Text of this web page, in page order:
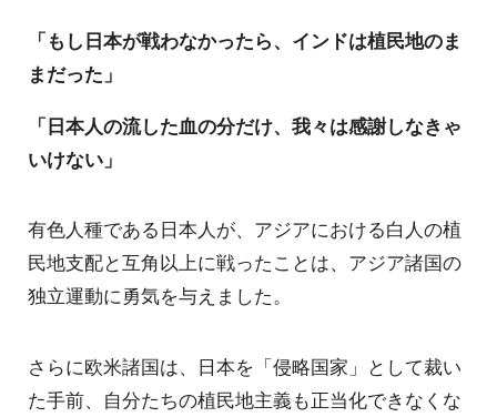
「もし日本が戦わなかったら、インドは植民地のま
まだった」
「日本人の流した血の分だけ、我々は感謝しなきゃ
いけない」
有色人種である日本人が、アジアにおける白人の植
民地支配と互角以上に戦ったことは、アジア諸国の
独立運動に勇気を与えました。
さらに欧米諸国は、日本を「侵略国家」として裁い
た手前、自分たちの植民地主義も正当化できなくな